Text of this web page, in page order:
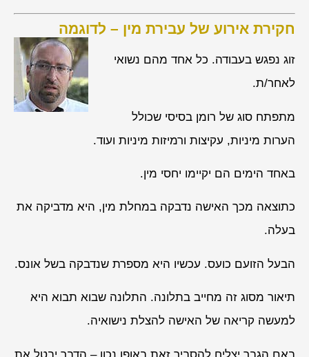
חקירת אירוע של עבירת מין – לדוגמה
זוג נפגש בעבודה. כל אחד מהם נשואי
לאחר/ת.
מתפתח סוג של רומן בסיסי שכולל
הערות מיניות, עקיצות ורמיזות מיניות ועוד.
באחד הימים הם יקיימו יחסי מין.
כתוצאה מכך האישה נדבקה במחלת מין, היא מדביקה את
בעלה.
הבעל הזועם כועס. עכשיו היא מספרת שנדבקה בשל אונס.
תיאור מסוג זה מחייב בתלונה. התלונה שבוא תבוא היא
למעשה קריאה של האישה להצלת נישואיה.
באם הגבר יצליח להסביר זאת באופן נכון – הדבר יבטל את